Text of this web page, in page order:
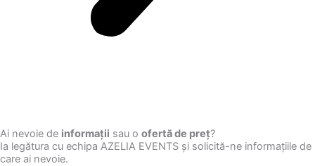
Ai nevoie de informații sau o ofertă de preț?
Ia legătura cu echipa AZELIA EVENTS și solicită-ne informațiile de
care ai nevoie.